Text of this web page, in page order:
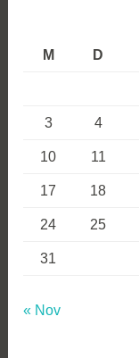
M
D
3 4
10 11
17 18
24 25
31
« Nov